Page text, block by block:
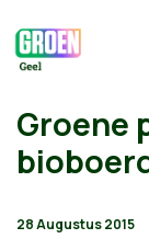
Groene
28 Augustus 2015